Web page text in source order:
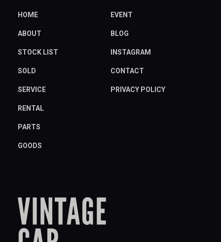
HOME
ABOUT
STOCK LIST
SOLD
SERVICE
RENTAL
PARTS
GOODS
EVENT
BLOG
INSTAGRAM
CONTACT
PRIVACY POLICY